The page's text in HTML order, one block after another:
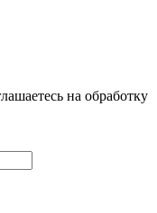
на обработку